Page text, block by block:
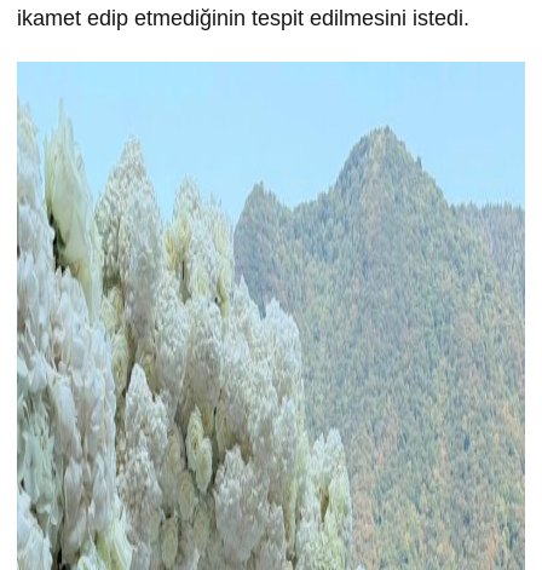
ikamet edip etmediğinin tespit edilmesini istedi.